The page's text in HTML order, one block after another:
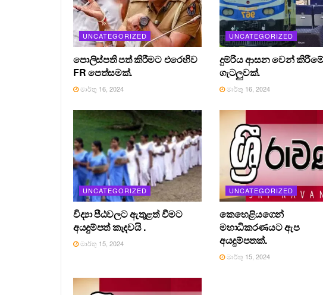
UNCATEGORIZED
පොලිස්පති පත් කිරීමට එරෙහිව
FR පෙත්සමක්.
මාර්තු 16, 2024
UNCATEGORIZED
දුම්රිය ආසන වෙන්
ගැටලුවක්.
මාර්තු 16, 2024
UNCATEGORIZED
විද්‍යා පීඨවලට ඇතුළත් වීමට
අයදුම්පත් කැදවයි .
මාර්තු 15, 2024
UNCATEGORIZED
කෙහෙළියගෙන්
මහාධිකරණයට ඇප
අයදුම්පතක්.
මාර්තු 15, 2024